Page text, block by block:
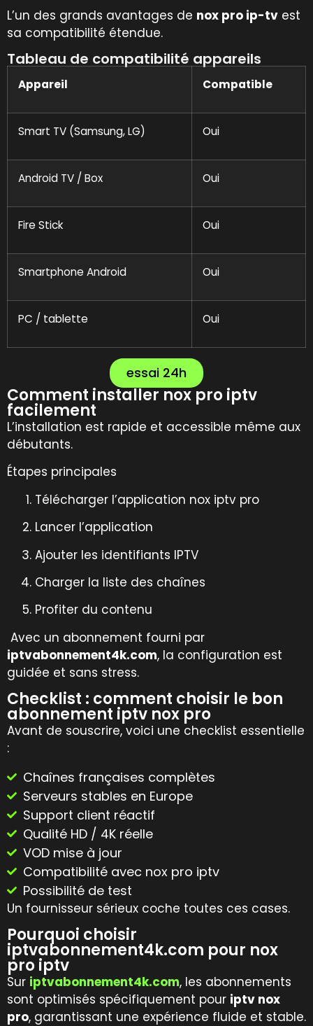
L’un des grands avantages de nox pro ip-tv est
sa compatibilité étendue.
Tableau de compatibilité appareils
Appareil Compatible
Smart TV (Samsung, LG) Oui
Android TV / Box Oui
Fire Stick Oui
Smartphone Android Oui
PC / tablette Oui
essai 24h
Comment installer nox pro iptv
facilement
L’installation est rapide et accessible même aux
débutants.
Étapes principales
Télécharger l’application nox iptv pro
Lancer l’application
Ajouter les identifiants IPTV
Charger la liste des chaînes
Profiter du contenu
Avec un abonnement fourni par
iptvabonnement4k.com, la configuration est
guidée et sans stress.
Checklist : comment choisir le bon
abonnement iptv nox pro
Avant de souscrire, voici une checklist essentielle
:
Chaînes françaises complètes
Serveurs stables en Europe
Support client réactif
Qualité HD / 4K réelle
VOD mise à jour
Compatibilité avec nox pro iptv
Possibilité de test
Un fournisseur sérieux coche toutes ces cases.
Pourquoi choisir
iptvabonnement4k.com pour nox
pro iptv
Sur iptvabonnement4k.com, les abonnements
sont optimisés spécifiquement pour iptv nox
pro, garantissant une expérience fluide et stable.